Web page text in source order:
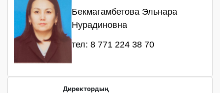
Бекмагамбетова Эльнара
Нурадиновна
тел: 8 771 224 38 70
Директордың